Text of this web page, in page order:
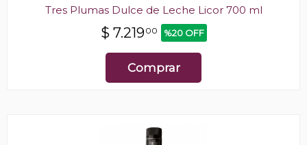
Tres Plumas Dulce de Leche Licor 700 ml
$ 7.21900 %20 OFF
Comprar